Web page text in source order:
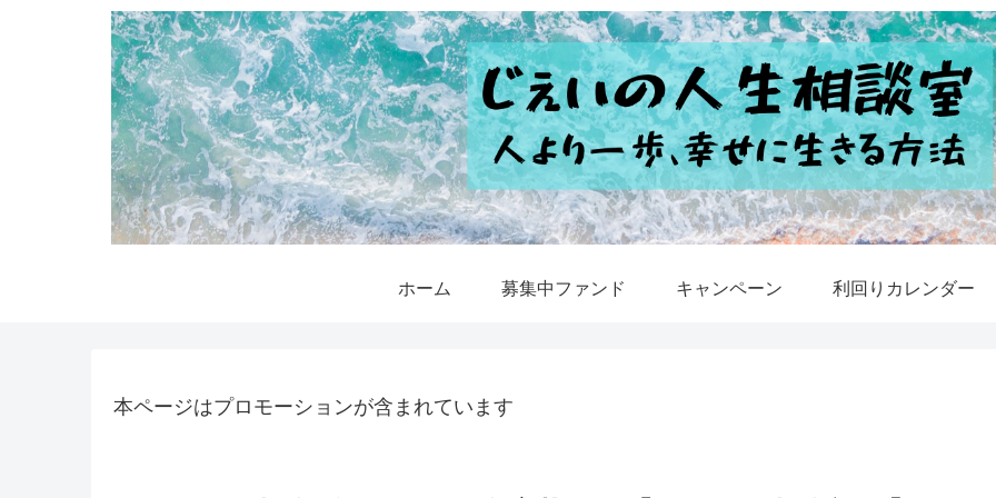
ホーム 募集中ファンド キャンペーン 利回りカレンダー
本ページはプロモーションが含まれています